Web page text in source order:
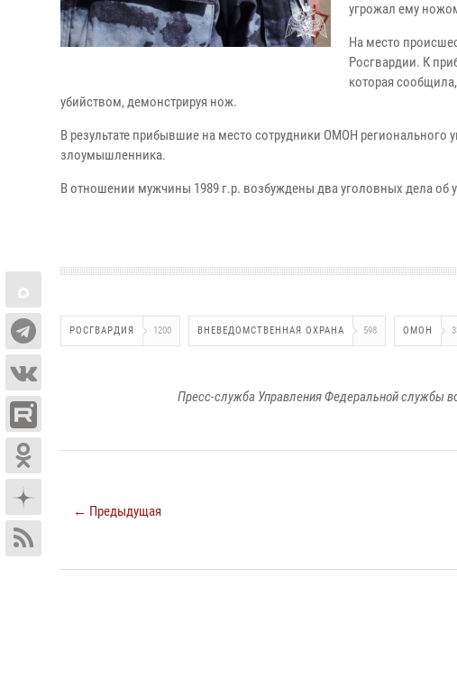
угрожал ему
На место
Росгвардии. К
которая
убийством, демонстрируя нож.
В результате прибывшие на место сотрудники ОМОН
злоумышленника.
В отношении мужчины 1989 г.р. возбуждены два уголовных дела об
РОСГВАРДИЯ 1200 ВНЕВЕДОМСТВЕННАЯ ОХРАНА 598 ОМОН
Пресс-служба Управления Федеральной службы
← Предыдущая